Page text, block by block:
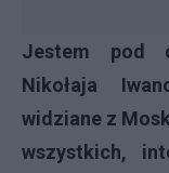
Jestem pod
Nikołaja
widziane z
wszystkich,